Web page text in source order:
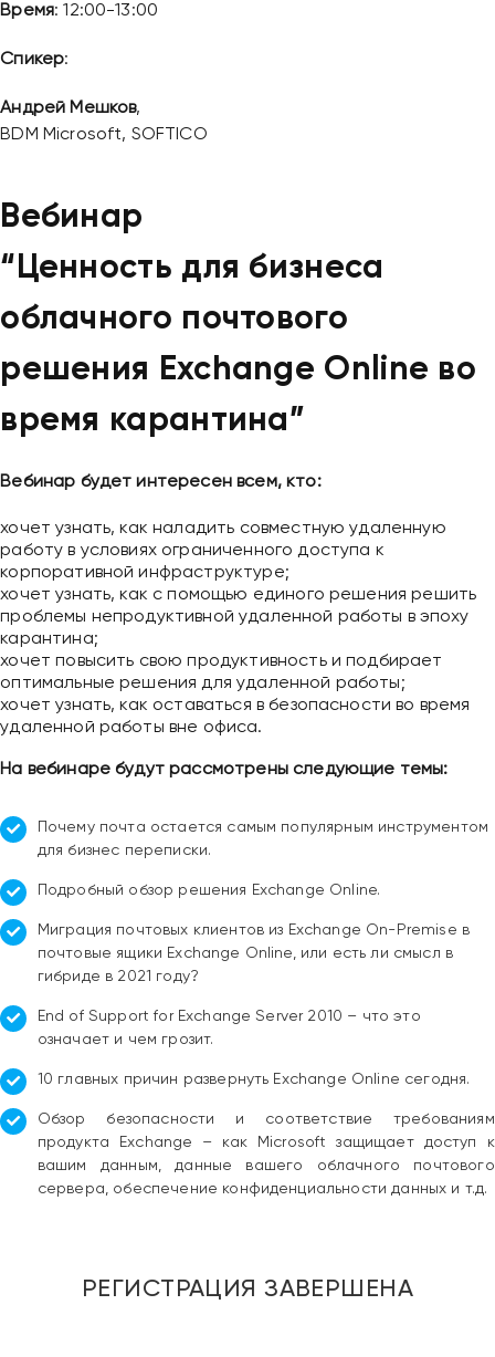
Время: 12:00-13:00
Спикер:
Андрей Мешков,
BDM Microsoft, SOFTICO
Вебинар
“Ценность для бизнеса
облачного почтового
решения Exchange Online во
время карантина”
Вебинар будет интересен всем, кто:
хочет узнать, как наладить совместную удаленную
работу в условиях ограниченного доступа к
корпоративной инфраструктуре;
хочет узнать, как с помощью единого решения решить
проблемы непродуктивной удаленной работы в эпоху
карантина;
хочет повысить свою продуктивность и подбирает
оптимальные решения для удаленной работы;
хочет узнать, как оставаться в безопасности во время
удаленной работы вне офиса.
На вебинаре будут рассмотрены следующие темы:
Почему почта остается самым популярным инструментом
для бизнес переписки.
Подробный обзор решения Exchange Online.
Миграция почтовых клиентов из Exchange On-Premise в
почтовые ящики Exchange Online, или есть ли смысл в
гибриде в 2021 году?
End of Support for Exchange Server 2010 – что это
означает и чем грозит.
10 главных причин развернуть Exchange Online сегодня.
Обзор безопасности и соответствие требованиям
продукта Exchange – как Microsoft защищает доступ к
вашим данным, данные вашего облачного почтового
сервера, обеспечение конфиденциальности данных и т.д.
РЕГИСТРАЦИЯ ЗАВЕРШЕНА
Привіт 👋, чим тобі допомогти?
Ми зазвичай відповідаємо дуже швидко
Надіслати повідомлення